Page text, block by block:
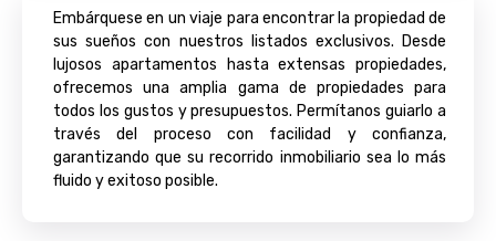
Embárquese en un viaje para encontrar la propiedad de
sus sueños con nuestros listados exclusivos. Desde
lujosos apartamentos hasta extensas propiedades,
ofrecemos una amplia gama de propiedades para
todos los gustos y presupuestos. Permítanos guiarlo a
través del proceso con facilidad y confianza,
garantizando que su recorrido inmobiliario sea lo más
fluido y exitoso posible.